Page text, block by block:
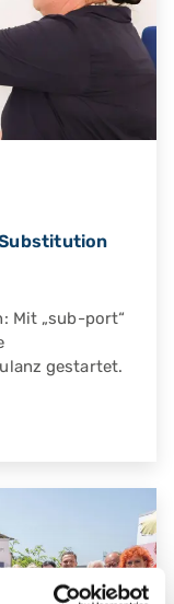
Mit „sub-port“
gestartet.